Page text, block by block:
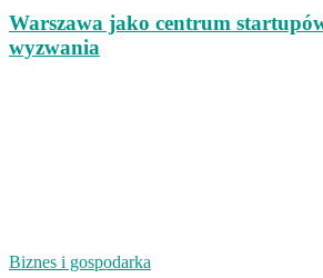
Warszawa jako centrum
wyzwania
Biznes i gospodarka